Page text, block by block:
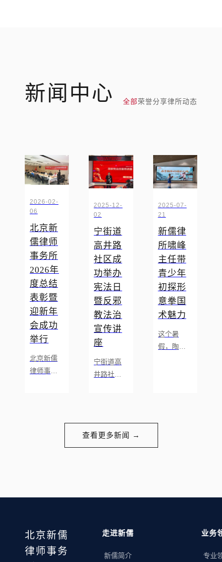
新闻中心 全部荣誉分享律所动态
2026-02-
06
北京新
儒律师
事务所
2026年
度总结
表彰暨
迎新年
会成功
举行
北京新儒
律师事务
典在万达
大厦 C6党
员活动中
2025-12-
02
宁街道
高井路
社区成
功举办
宪法日
暨反邪
教法治
宣传讲
座
宁街道高
井路社区
治宣传讲
座 为了进
一步大力
区居民的
提升他们
2025-07-
21
新儒律
所啸峰
主任带
青少年
初探形
意拳国
术魅力
这个暑
假，陶然
查看更多新闻 →
北京新儒
律师事务
走进新儒
新儒简介
业务
专业